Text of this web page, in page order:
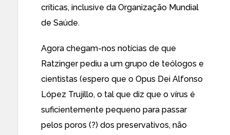
críticas, inclusive da Organização Mundial
de Saúde.
Agora chegam-nos notícias de que
Ratzinger pediu a um grupo de teólogos e
cientistas (espero que o Opus Dei Alfonso
López Trujillo, o tal que diz que o vírus é
suficientemente pequeno para passar
pelos poros (?) dos preservativos, não